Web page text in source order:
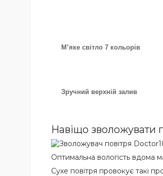
М’яке світло 7 кольорів
Зручний верхній залив
Навіщо зволожувати
Оптимальна вологість вдома
Cухе повітря провокує такі